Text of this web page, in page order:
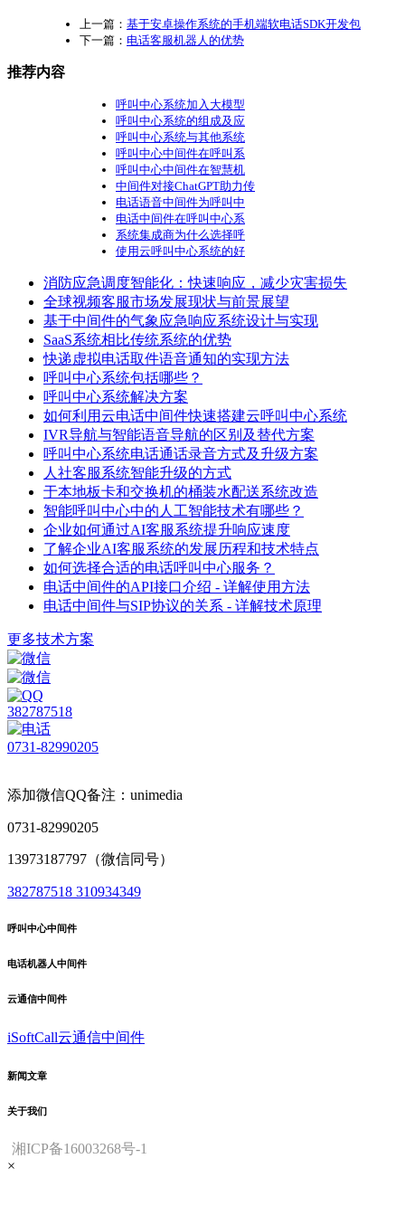
上一篇： 基于安卓操作系统的手机端软电话SDK开发包
下一篇： 电话客服机器人的优势
推荐内容
呼叫中心系统加入大模型
呼叫中心系统的组成及应
呼叫中心系统与其他系统
呼叫中心中间件在呼叫系
呼叫中心中间件在智慧机
中间件对接ChatGPT助力传
电话语音中间件为呼叫中
电话中间件在呼叫中心系
系统集成商为什么选择呼
使用云呼叫中心系统的好
消防应急调度智能化：快速响应，减少灾害损失
全球视频客服市场发展现状与前景展望
基于中间件的气象应急响应系统设计与实现
SaaS系统相比传统系统的优势
快递虚拟电话取件语音通知的实现方法
呼叫中心系统包括哪些？
呼叫中心系统解决方案
如何利用云电话中间件快速搭建云呼叫中心系统
IVR导航与智能语音导航的区别及替代方案
呼叫中心系统电话通话录音方式及升级方案
人社客服系统智能升级的方式
于本地板卡和交换机的桶装水配送系统改造
智能呼叫中心中的人工智能技术有哪些？
企业如何通过AI客服系统提升响应速度
了解企业AI客服系统的发展历程和技术特点
如何选择合适的电话呼叫中心服务？
电话中间件的API接口介绍 - 详解使用方法
电话中间件与SIP协议的关系 - 详解技术原理
更多技术方案
382787518
0731-82990205
添加微信QQ备注：unimedia
0731-82990205
13973187797（微信同号）
382787518 310934349
呼叫中心中间件
电话机器人中间件
云通信中间件
iSoftCall云通信中间件
新闻文章
关于我们
湘ICP备16003268号-1
×